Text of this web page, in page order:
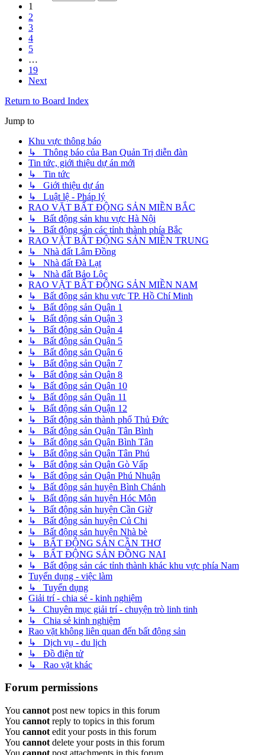
1
2
3
4
5
…
19
Next
Return to Board Index
Jump to
Khu vực thông báo
↳ Thông báo của Ban Quản Trị diễn đàn
Tin tức, giới thiệu dự án mới
↳ Tin tức
↳ Giới thiệu dự án
↳ Luật lệ - Pháp lý
RAO VẶT BẤT ĐỘNG SẢN MIỀN BẮC
↳ Bất động sản khu vực Hà Nội
↳ Bất động sản các tỉnh thành phía Bắc
RAO VẶT BẤT ĐỘNG SẢN MIỀN TRUNG
↳ Nhà đất Lâm Đồng
↳ Nhà đất Đà Lạt
↳ Nhà đất Bảo Lộc
RAO VẶT BẤT ĐỘNG SẢN MIỀN NAM
↳ Bất động sản khu vực TP. Hồ Chí Minh
↳ Bất động sản Quận 1
↳ Bất động sản Quận 3
↳ Bất động sản Quận 4
↳ Bất động sản Quận 5
↳ Bất động sản Quận 6
↳ Bất động sản Quận 7
↳ Bất động sản Quận 8
↳ Bất động sản Quận 10
↳ Bất động sản Quận 11
↳ Bất động sản Quận 12
↳ Bất động sản thành phố Thủ Đức
↳ Bất động sản Quận Tân Bình
↳ Bất động sản Quận Bình Tân
↳ Bất động sản Quận Tân Phú
↳ Bất động sản Quận Gò Vấp
↳ Bất động sản Quận Phú Nhuận
↳ Bất động sản huyện Bình Chánh
↳ Bất động sản huyện Hóc Môn
↳ Bất động sản huyện Cần Giờ
↳ Bất động sản huyện Củ Chi
↳ Bất động sản huyện Nhà bè
↳ BẤT ĐỘNG SẢN CẦN THƠ
↳ BẤT ĐỘNG SẢN ĐỒNG NAI
↳ Bất động sản các tỉnh thành khác khu vực phía Nam
Tuyển dụng - việc làm
↳ Tuyển dụng
Giải trí - chia sẻ - kinh nghiệm
↳ Chuyên mục giải trí - chuyện trò linh tinh
↳ Chia sẻ kinh nghiệm
Rao vặt không liên quan đến bất động sản
↳ Dịch vụ - du lịch
↳ Đồ điện tử
↳ Rao vặt khác
Forum permissions
You cannot post new topics in this forum
You cannot reply to topics in this forum
You cannot edit your posts in this forum
You cannot delete your posts in this forum
You cannot post attachments in this forum